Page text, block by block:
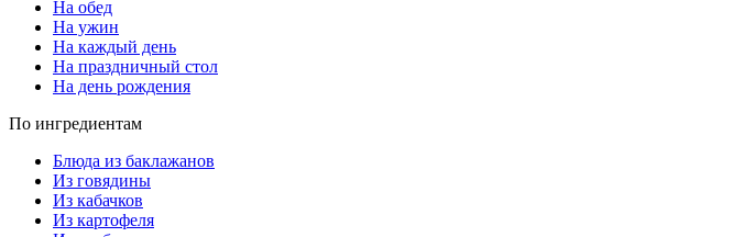
На обед
На ужин
На каждый день
На праздничный стол
На день рождения
По ингредиентам
Блюда из баклажанов
Из говядины
Из кабачков
Из картофеля